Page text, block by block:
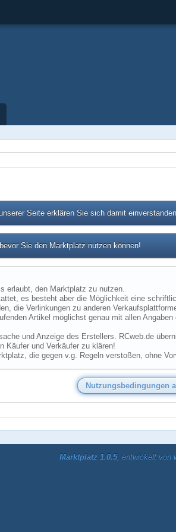
Seite erklären Sie sich damit
Sie den Marktplatz nutzen können!
erlaubt, den Marktplatz zu nutzen.
es besteht aber die Möglichkeit eine
die Verlinkungen zu anderen
Artikel möglichst genau mit allen
und Anzeige des Erstellers. RCweb.de
Käufer und Verkäufer zu klären!
die gegen v.g. Regeln verstoßen, ohne
Marktplatz 1.0.5, entwickelt von